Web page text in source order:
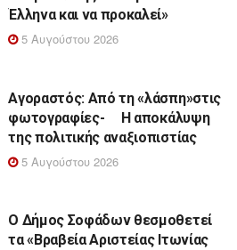
Έλληνα και να προκαλεί»
5 Αυγούστου 2026
Αγοραστός: Από τη «λάσπη»στις
φωτογραφίες- Η αποκάλυψη
της πολιτικής αναξιοπιστίας
5 Αυγούστου 2026
Ο Δήμος Σοφάδων θεσμοθετεί
τα «Βραβεία Αριστείας Ιτωνίας